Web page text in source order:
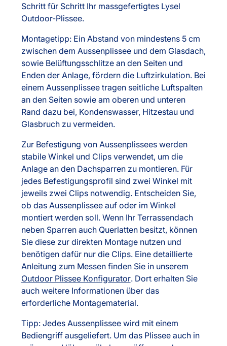
Schritt für Schritt Ihr massgefertigtes Lysel
Outdoor-Plissee.
Montagetipp: Ein Abstand von mindestens 5 cm
zwischen dem Aussenplissee und dem Glasdach,
sowie Belüftungsschlitze an den Seiten und
Enden der Anlage, fördern die Luftzirkulation. Bei
einem Aussenplissee tragen seitliche Luftspalten
an den Seiten sowie am oberen und unteren
Rand dazu bei, Kondenswasser, Hitzestau und
Glasbruch zu vermeiden.
Zur Befestigung von Aussenplissees werden
stabile Winkel und Clips verwendet, um die
Anlage an den Dachsparren zu montieren. Für
jedes Befestigungsprofil sind zwei Winkel mit
jeweils zwei Clips notwendig. Entscheiden Sie,
ob das Aussenplissee auf oder im Winkel
montiert werden soll. Wenn Ihr Terrassendach
neben Sparren auch Querlatten besitzt, können
Sie diese zur direkten Montage nutzen und
benötigen dafür nur die Clips. Eine detaillierte
Anleitung zum Messen finden Sie in unserem
Outdoor Plissee Konfigurator. Dort erhalten Sie
auch weitere Informationen über das
erforderliche Montagematerial.
Tipp: Jedes Aussenplissee wird mit einem
Bediengriff ausgeliefert. Um das Plissee auch in